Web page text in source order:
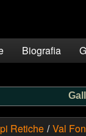
Biografia
Retiche / Val